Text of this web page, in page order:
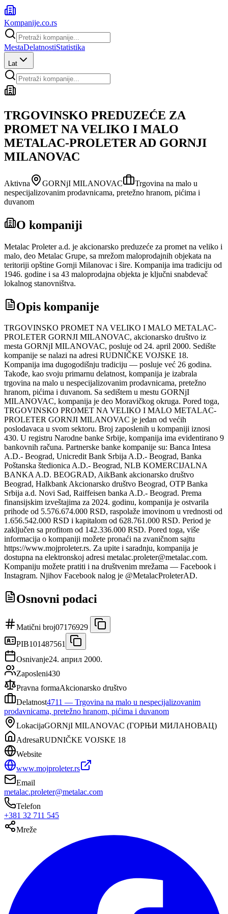
Kompanije.co.rs
MestaDelatnostiStatistika
Lat
TRGOVINSKO PREDUZEĆE ZA
PROMET NA VELIKO I MALO
METALAC-PROLETER AD GORNJI
MILANOVAC
Aktivna GORNjI MILANOVAC
Trgovina na malo u
nespecijalizovanim prodavnicama, pretežno hranom, pićima i
duvanom
O kompaniji
Metalac Proleter a.d. je akcionarsko preduzeće za promet na veliko i
malo, deo Metalac Grupe, sa mrežom maloprodajnih objekata na
teritoriji opštine Gornji Milanovac i šire. Kompanija ima tradiciju od
1946. godine i sa 43 maloprodajna objekta je ključni snabdevač
lokalnog stanovništva.
Opis kompanije
TRGOVINSKO PROMET NA VELIKO I MALO METALAC-
PROLETER GORNJI MILANOVAC, akcionarsko društvo iz
mesta GORNjI MILANOVAC, posluje od 24. april 2000. Sedište
kompanije se nalazi na adresi RUDNIČKE VOJSKE 18.
Kompanija ima dugogodišnju tradiciju — posluje već 26 godina.
Takođe, kao svoju primarnu delatnost, kompanija je izabrala
trgovina na malo u nespecijalizovanim prodavnicama, pretežno
hranom, pićima i duvanom. Sa sedištem u mestu GORNjI
MILANOVAC, kompanija je deo Moravičkog okruga. Pored toga,
TRGOVINSKO PROMET NA VELIKO I MALO METALAC-
PROLETER GORNJI MILANOVAC je jedan od većih
poslodavaca u svom sektoru. Broj zaposlenih u kompaniji iznosi
430. U registru Narodne banke Srbije, kompanija ima evidentirano 9
bankovnih računa. Partnerske banke kompanije su: Banca Intesa
A.D.- Beograd, Unicredit Bank Srbija A.D.- Beograd, Banka
Poštanska štedionica A.D.- Beograd, NLB KOMERCIJALNA
BANKA A.D. BEOGRAD, AikBank akcionarsko društvo
Beograd, Halkbank Akcionarsko društvo Beograd, OTP Banka
Srbija a.d. Novi Sad, Raiffeisen banka A.D.- Beograd. Prema
finansijskim izveštajima za 2024. godinu, kompanija je ostvarila
prihode od 5.576.674.000 RSD, raspolaže imovinom u vrednosti od
1.656.542.000 RSD i kapitalom od 628.761.000 RSD. Period je
zaključen sa profitom od 142.336.000 RSD. Pored toga, više
informacija o kompaniji možete pronaći na zvaničnom sajtu
https://www.mojproleter.rs. Za upite i saradnju, kompanija je
dostupna na elektronskoj adresi metalac.proleter@metalac.com.
Kompaniju možete pratiti i na društvenim mrežama — Facebook i
Instagram. Njihov Facebook nalog je @MetalacProleterAD.
Osnovni podaci
Matični broj07176929
PIB101487561
Osnivanje24. април 2000.
Zaposleni430
Pravna formaAkcionarsko društvo
Delatnost4711 — Trgovina na malo u nespecijalizovanim
prodavnicama, pretežno hranom, pićima i duvanom
LokacijaGORNjI MILANOVAC (ГОРЊИ МИЛАНОВАЦ)
AdresaRUDNIČKE VOJSKE 18
Website
www.mojproleter.rs
Email
metalac.proleter@metalac.com
Telefon
+381 32 711 545
Mreže